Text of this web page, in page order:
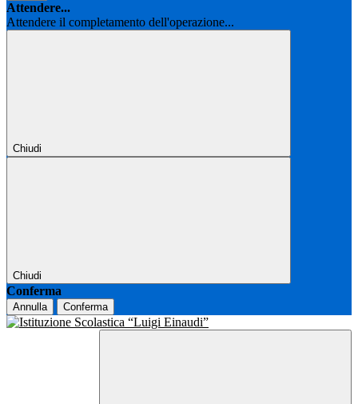
Attendere...
Attendere il completamento dell'operazione...
Chiudi
Chiudi
Conferma
Annulla Conferma